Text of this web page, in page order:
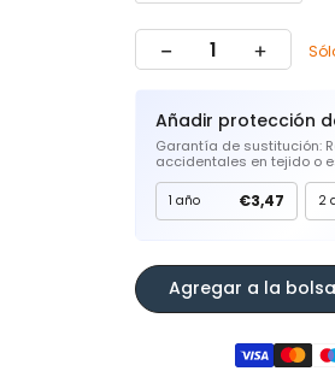
Añadir protección
Garantía de sustitución:
accidentales en tejido o
1 año €3,47 2
Agregar a la bolsa